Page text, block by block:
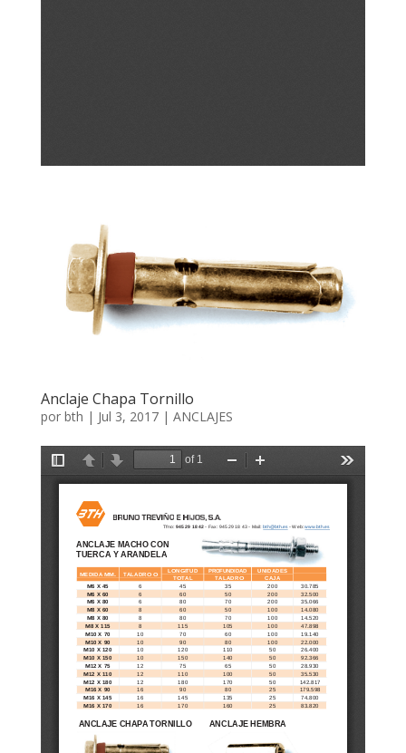
Anclaje Chapa Tornillo
por bth | Jul 3, 2017| ANCLAJES